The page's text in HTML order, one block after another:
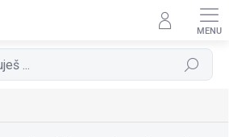
Hľadať